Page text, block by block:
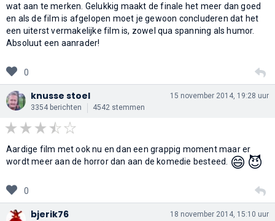
wat aan te merken. Gelukkig maakt de finale het meer dan goed
en als de film is afgelopen moet je gewoon concluderen dat het
een uiterst vermakelijke film is, zowel qua spanning als humor.
Absoluut een aanrader!
0
knusse stoel
3354 berichten 4542 stemmen
15 november 2014, 19:28 uur
Aardige film met ook nu en dan een grappig moment maar er
wordt meer aan de horror dan aan de komedie besteed.
😄 😈
0
bjerik76 18 november 2014, 15:10 uur